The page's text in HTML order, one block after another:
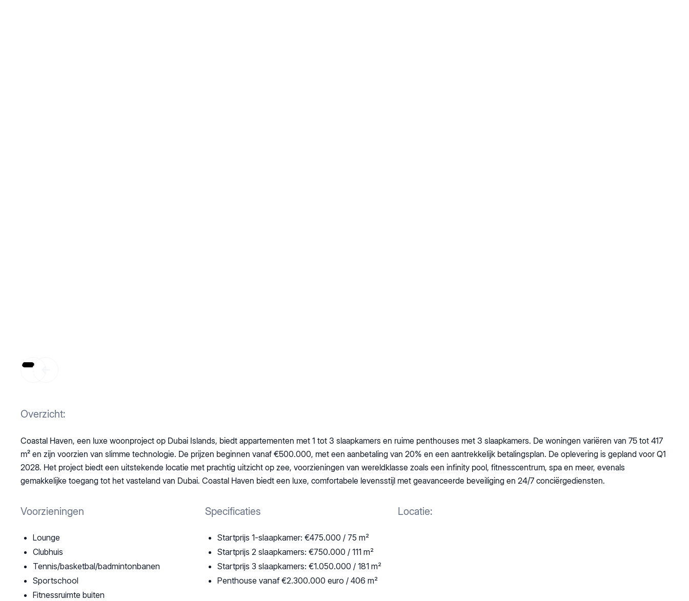
Overzicht:
Coastal Haven, een luxe woonproject op Dubai Islands, biedt appartementen met 1 tot 3 slaapkamers en ruime penthouses met 3 slaapkamers. De woningen variëren van 75 tot 417
m² en zijn voorzien van slimme technologie. De prijzen beginnen vanaf €500.000, met een aanbetaling van 20% en een aantrekkelijk betalingsplan. De oplevering is gepland voor Q1
2028. Het project biedt een uitstekende locatie met prachtig uitzicht op zee, voorzieningen van wereldklasse zoals een infinity pool, fitnesscentrum, spa en meer, evenals
gemakkelijke toegang tot het vasteland van Dubai. Coastal Haven biedt een luxe, comfortabele levensstijl met geavanceerde beveiliging en 24/7 conciërgediensten.
Voorzieningen
Lounge
Clubhuis
Tennis/basketbal/badmintonbanen
Sportschool
Fitnessruimte buiten
Specificaties
Startprijs 1-slaapkamer: €475.000 / 75 m²
Startprijs 2 slaapkamers: €750.000 / 111 m²
Startprijs 3 slaapkamers: €1.050.000 / 181 m²
Penthouse vanaf €2.300.000 euro / 406 m²
Locatie: